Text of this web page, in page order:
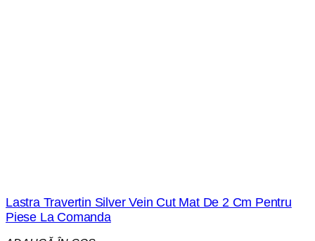
Lastra Travertin Silver Vein Cut Mat De 2 Cm Pentru
Piese La Comanda